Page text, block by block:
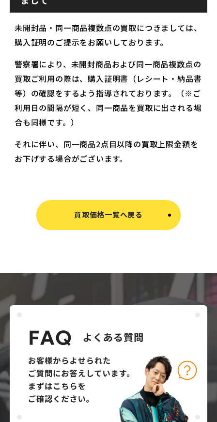
未開封品・同一商品複数点の買取につきましては、
購入証明のご提示をお願いしております。
警察署により、未開封商品および同一商品複数点の
買取ご利用の際は、購入証明書（レシート・納品書
等）の確認をするよう指導されております。（※ご
利用日の間隔が短く、同一商品を買取に出される場
合も同様です。）
それに伴い、同一商品2点目以降の買取上限金額を
お下げする場合がございます。
買取価格一覧へ戻る